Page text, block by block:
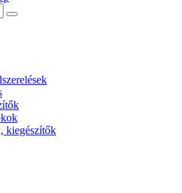
kiegészítők